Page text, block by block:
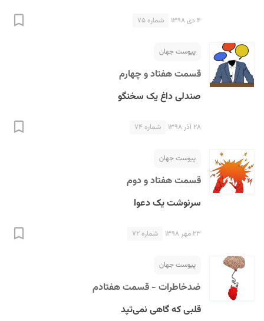
۴ دی ۱۳۹۸ شماره ۷۵
پیوست جهان
قسمت هفتاد و چهارم
صندلی داغ یک سخنگو
۲۸ آذر ۱۳۹۸ شماره ۷۴
پیوست جهان
قسمت هفتاد و دوم
سرنوشت یک دعوا
۲۳ مهر ۱۳۹۸ شماره ۷۲
پیوست جهان
ضدخاطرات - قسمت هفتادم
قلبی که گاهی نمی‌تپد